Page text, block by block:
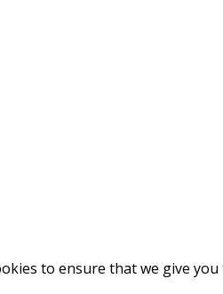
to ensure that we give